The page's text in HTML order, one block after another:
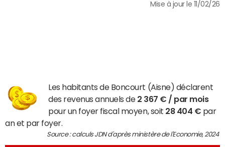
Mise à jour le 11/02/26
Les habitants de Boncourt (Aisne) déclarent
des revenus annuels de 2 367 € / par mois
pour un foyer fiscal moyen, soit 28 404 € par
an et par foyer.
Source : calculs JDN d'après ministère de l'Economie, 2024